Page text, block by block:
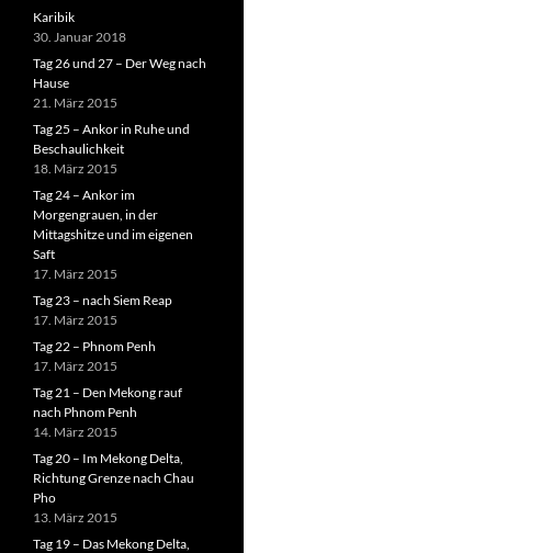
Karibik
30. Januar 2018
Tag 26 und 27 – Der Weg nach
Hause
21. März 2015
Tag 25 – Ankor in Ruhe und
Beschaulichkeit
18. März 2015
Tag 24 – Ankor im
Morgengrauen, in der
Mittagshitze und im eigenen
Saft
17. März 2015
Tag 23 – nach Siem Reap
17. März 2015
Tag 22 – Phnom Penh
17. März 2015
Tag 21 – Den Mekong rauf
nach Phnom Penh
14. März 2015
Tag 20 – Im Mekong Delta,
Richtung Grenze nach Chau
Pho
13. März 2015
Tag 19 – Das Mekong Delta,